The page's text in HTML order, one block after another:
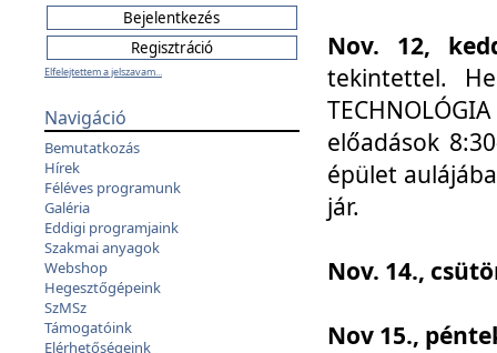
Elfelejtettem a jelszavam...
Navigáció
Bemutatkozás
Hírek
Féléves programunk
Galéria
Eddigi programjaink
Szakmai anyagok
Webshop
Hegesztőgépeink
SzMSz
Támogatóink
Elérhetőségeink
Nov. 12,
tekintettel.
előadások
épület
jár.
Nov. 14.,
Nov 15.,